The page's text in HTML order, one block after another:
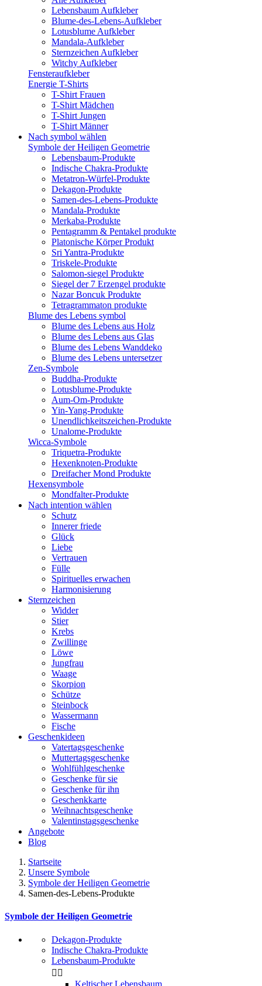
Lebensbaum Aufkleber
Blume-des-Lebens-Aufkleber
Lotusblume Aufkleber
Mandala-Aufkleber
Sternzeichen Aufkleber
Witchy Aufkleber
Fensteraufkleber
Energie T-Shirts
T-Shirt Frauen
T-Shirt Mädchen
T-Shirt Jungen
T-Shirt Männer
Nach symbol wählen
Symbole der Heiligen Geometrie
Lebensbaum-Produkte
Indische Chakra-Produkte
Metatron-Würfel-Produkte
Dekagon-Produkte
Samen-des-Lebens-Produkte
Mandala-Produkte
Merkaba-Produkte
Pentagramm & Pentakel produkte
Platonische Körper Produkt
Sri Yantra-Produkte
Triskele-Produkte
Salomon-siegel Produkte
Siegel der 7 Erzengel produkte
Nazar Boncuk Produkte
Tetragrammaton produkte
Blume des Lebens symbol​
Blume des Lebens aus Holz
Blume des Lebens aus Glas
Blume des Lebens Wanddeko
Blume des Lebens untersetzer
Zen-Symbole
Buddha-Produkte
Lotusblume-Produkte
Aum-Om-Produkte
Yin-Yang-Produkte
Unendlichkeitszeichen-Produkte
Unalome-Produkte
Wicca-Symbole
Triquetra-Produkte
Hexenknoten-Produkte
Dreifacher Mond Produkte
Hexensymbole
Mondfalter-Produkte
Nach intention wählen
Schutz
Innerer friede
Glück
Liebe
Vertrauen
Fülle
Spirituelles erwachen
Harmonisierung
Sternzeichen
Widder
Stier
Krebs
Zwillinge
Löwe
Jungfrau
Waage
Skorpion
Schütze
Steinbock
Wassermann
Fische
Geschenkideen
Vatertagsgeschenke
Muttertagsgeschenke
Wohlfühlgeschenke
Geschenke für sie
Geschenke für ihn
Geschenkkarte
Weihnachtsgeschenke
Valentinstagsgeschenke
Angebote
Blog
Startseite
Unsere Symbole
Symbole der Heiligen Geometrie
Samen-des-Lebens-Produkte
Symbole der Heiligen Geometrie
Dekagon-Produkte
Indische Chakra-Produkte
Lebensbaum-Produkte
 
Keltischer Lebensbaum